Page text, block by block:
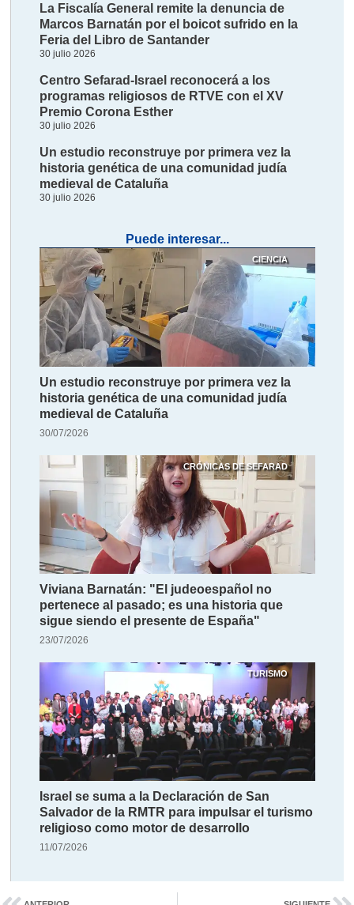
La Fiscalía General remite la denuncia de
Marcos Barnatán por el boicot sufrido en la
Feria del Libro de Santander
30 julio 2026
Centro Sefarad-Israel reconocerá a los
programas religiosos de RTVE con el XV
Premio Corona Esther
30 julio 2026
Un estudio reconstruye por primera vez la
historia genética de una comunidad judía
medieval de Cataluña
30 julio 2026
Puede interesar...
CIENCIA
Un estudio reconstruye por primera vez la
historia genética de una comunidad judía
medieval de Cataluña
30/07/2026
CRÓNICAS DE SEFARAD
Viviana Barnatán: "El judeoespañol no
pertenece al pasado; es una historia que
sigue siendo el presente de España"
23/07/2026
TURISMO
Israel se suma a la Declaración de San
Salvador de la RMTR para impulsar el turismo
religioso como motor de desarrollo
11/07/2026